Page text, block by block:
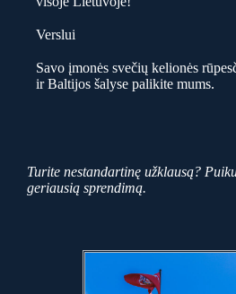
Verslui
Savo įmonės svečių kelionės
ir Baltijos šalyse palikite mums.
Turite nestandartinę užklausą?
geriausią sprendimą.